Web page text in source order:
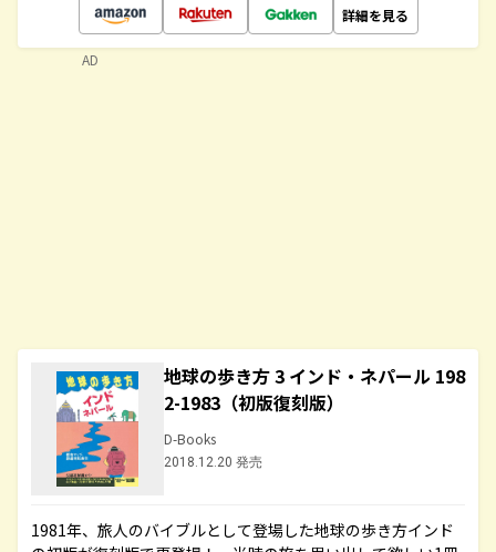
詳細を見る
地球の歩き方 3 インド・ネパール 198
2-1983（初版復刻版）
D-Books
2018.12.20 発売
1981年、旅人のバイブルとして登場した地球の歩き方インド
AD